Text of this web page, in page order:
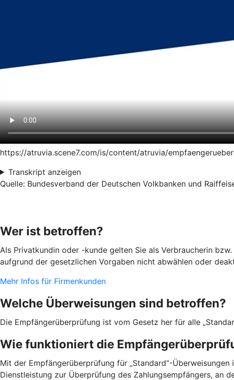
https://atruvia.scene7.com/is/content/atruvia/
Transkript anzeigen
Quelle: Bundesverband der Deutschen Volkbanken und
Wer ist betroffen?
Als Privatkundin oder -kunde gelten Sie als Verbraucherin
aufgrund der gesetzlichen Vorgaben nicht abwählen oder
Mehr Infos für Firmenkunden
Welche Überweisungen sind betroffen?
Die Empfängerüberprüfung ist vom Gesetz her für alle
Wie funktioniert die
Mit der Empfängerüberprüfung für „Standard“-
Dienstleistung zur Überprüfung des Zahlungsempfängers, an